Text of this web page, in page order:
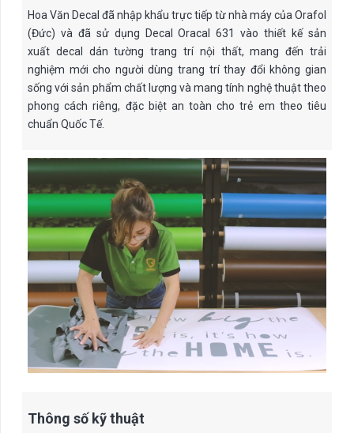
Hoa Văn Decal đã nhập khẩu trực tiếp từ nhà máy của Orafol
(Đức) và đã sử dụng Decal Oracal 631 vào thiết kế sản
xuất decal dán tường trang trí nội thất, mang đến trải
nghiệm mới cho người dùng trang trí thay đổi không gian
sống với sản phẩm chất lượng và mang tính nghệ thuật theo
phong cách riêng, đặc biệt an toàn cho trẻ em theo tiêu
chuẩn Quốc Tế.
Thông số kỹ thuật